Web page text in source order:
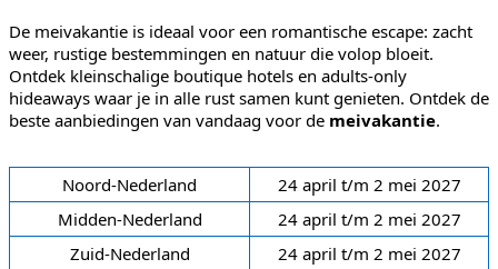
De meivakantie is ideaal voor een romantische escape: zacht
weer, rustige bestemmingen en natuur die volop bloeit.
Ontdek kleinschalige boutique hotels en adults-only
hideaways waar je in alle rust samen kunt genieten. Ontdek de
beste aanbiedingen van vandaag voor de meivakantie.
Noord-Nederland
24 april t/m 2 mei 2027
Midden-Nederland
24 april t/m 2 mei 2027
Zuid-Nederland
24 april t/m 2 mei 2027